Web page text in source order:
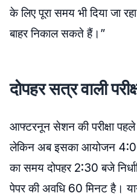
के लिए पूरा समय भी दिया जा
बाहर निकाल सकते हैं।”
दोपहर सत्र वाली
आफ्टरनून सेशन की परीक्षा
लेकिन अब इसका आयोजन 4:00
का समय दोपहर 2:30 बजे
पेपर की अवधि 60 मिनट है।